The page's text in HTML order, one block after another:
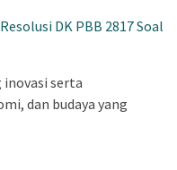
DK PBB 2817 Soal
inovasi serta
dan budaya yang